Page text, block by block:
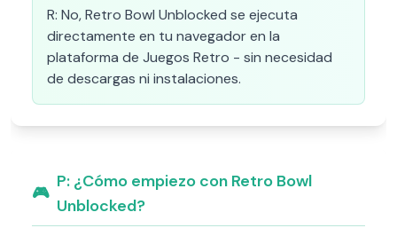
R: No, Retro Bowl Unblocked se ejecuta
directamente en tu navegador en la
plataforma de Juegos Retro - sin necesidad
de descargas ni instalaciones.
🎮
P: ¿Cómo empiezo con Retro Bowl
Unblocked?